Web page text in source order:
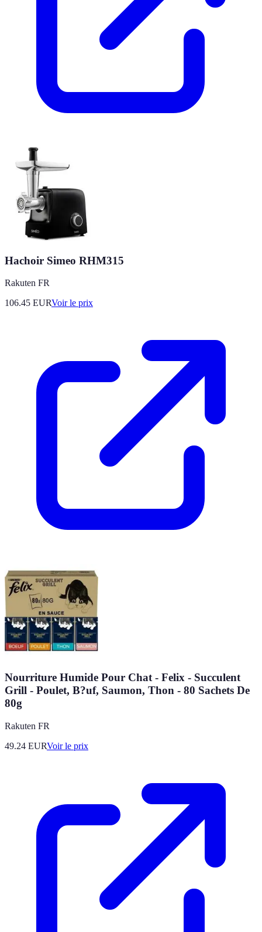
Hachoir Simeo RHM315
Rakuten FR
106.45 EURVoir le prix
Nourriture Humide Pour Chat - Felix - Succulent
Grill - Poulet, B?uf, Saumon, Thon - 80 Sachets De
80g
Rakuten FR
49.24 EURVoir le prix